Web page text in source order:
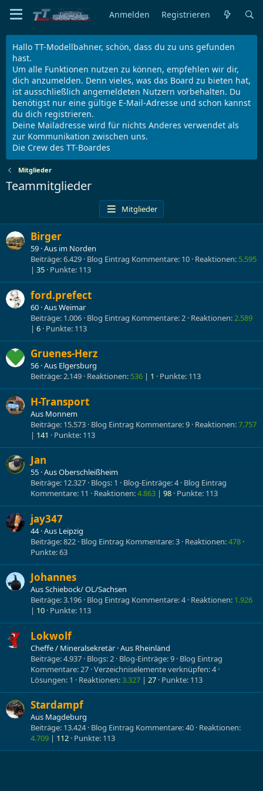
Anmelden Registrieren
Hallo TT-Modellbahner, schön, dass du zu uns gefunden
hast.
Um alle Funktionen nutzen zu können, empfehlen wir dir,
dich anzumelden. Denn vieles, was das Board zu bieten hat,
ist ausschließlich angemeldeten Nutzern vorbehalten. Du
benötigst nur eine gültige E-Mail-Adresse und schon kannst
du dich registrieren.
Deine Mailadresse wird für nichts Anderes verwendet als
zur Kommunikation zwischen uns.
Die Crew des TT-Boardes
Mitglieder
Teammitglieder
Mitglieder
Birger
59 ·Aus im Norden
Beiträge 6.429 Blog Eintrag Kommentare 10 Reaktionen 5.595
35 Punkte 113
ford.prefect
60 ·AusWeimar
Beiträge 1.006 Blog Eintrag Kommentare 2 Reaktionen 2.589
6 Punkte 113
Gruenes-Herz
56 ·Aus Elgersburg
Beiträge 2.149 Reaktionen 536 1 Punkte 113
H-Transport
Aus Monnem
Beiträge 15.573 Blog Eintrag Kommentare 9 Reaktionen 7.757
141
Punkte 113
Jan
55 ·AusOberschleißheim
Beiträge 12.327 Blogs 1 Blog-Einträge 4 Blog Eintrag
Kommentare 11 Reaktionen 4.863 98 Punkte 113
jay347
44·Aus Leipzig
Beiträge 822 Blog Eintrag Kommentare 3 Reaktionen 478
Punkte 63
Johannes
AusSchiebock/ OL/Sachsen
Beiträge 3.196 Blog Eintrag Kommentare 4 Reaktionen 1.926
10 Punkte 113
Lokwolf
Cheffe / Mineralsekretär ·Aus Rheinländ
Beiträge 4.937 Blogs 2 Blog-Einträge 9 Blog Eintrag
Kommentare 27 Verzeichniselemente verknüpfen 4
Lösungen 1 Reaktionen 3.327 27 Punkte 113
Stardampf
Aus Magdeburg
Beiträge 13.424 Blog Eintrag Kommentare 40 Reaktionen
4.709
112 Punkte 113